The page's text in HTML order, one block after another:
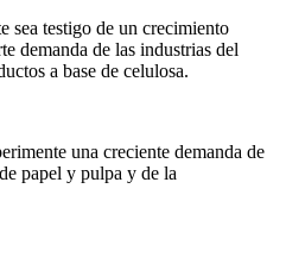
sea testigo de un crecimiento
demanda de las industrias del
a base de celulosa.
una creciente demanda de
papel y pulpa y de la